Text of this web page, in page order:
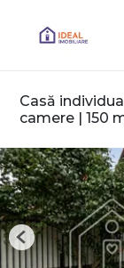
Casă
camere | 150
Previous